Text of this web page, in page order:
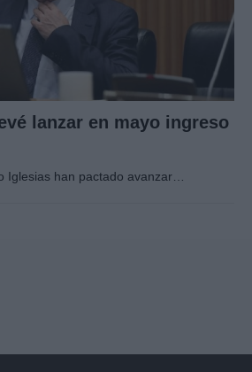
lanzar en mayo ingreso
Iglesias han pactado avanzar…